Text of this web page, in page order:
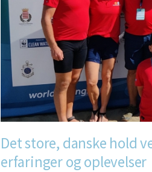
Det store, danske hold
erfaringer og oplevelser